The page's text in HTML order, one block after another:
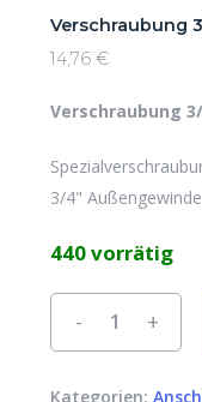
Verschraubung
14,76 €
Verschraubung
3/4"
440 vorrätig
Kategorien: